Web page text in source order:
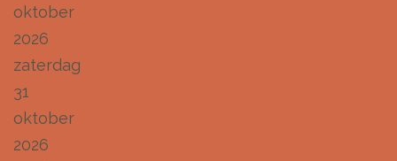
oktober
2026
zaterdag
31
oktober
2026